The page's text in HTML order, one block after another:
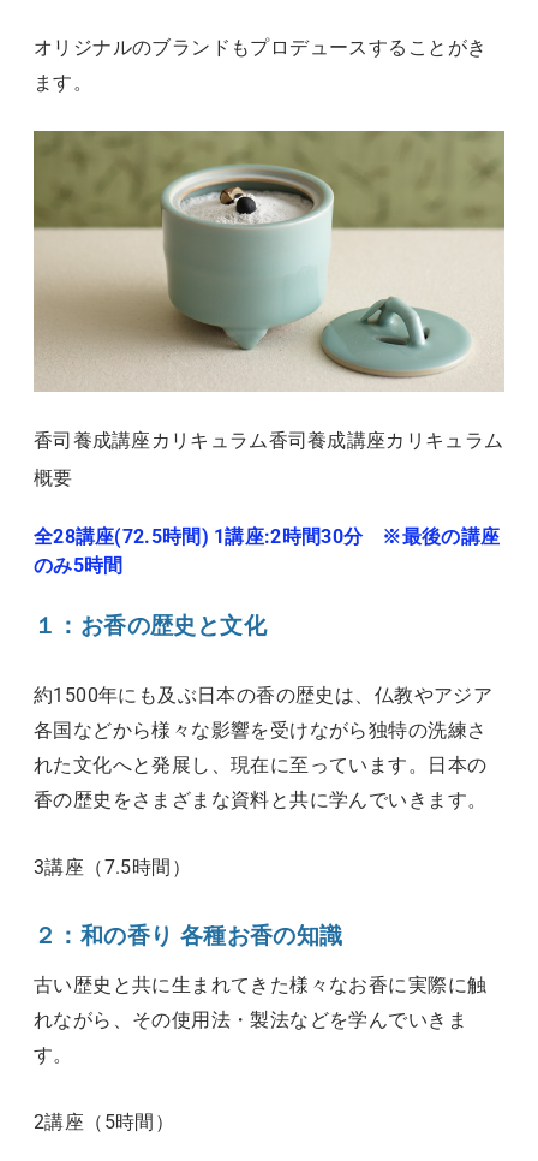
オリジナルのブランドもプロデュースすることがき
ます。
香司養成講座カリキュラム香司養成講座カリキュラム
概要
全28講座(72.5時間) 1講座:2時間30分 ※最後の講座
のみ5時間
１：お香の歴史と文化
約1500年にも及ぶ日本の香の歴史は、仏教やアジア
各国などから様々な影響を受けながら独特の洗練さ
れた文化へと発展し、現在に至っています。日本の
香の歴史をさまざまな資料と共に学んでいきます。
3講座（7.5時間）
２：和の香り 各種お香の知識
古い歴史と共に生まれてきた様々なお香に実際に触
れながら、その使用法・製法などを学んでいきま
す。
2講座（5時間）